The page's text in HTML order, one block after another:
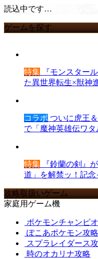
読込中です…
ゲームを探す
特集 『モンスター
た異世界転生×獣神
コラボ ついに虎王
で「魔神英雄伝ワタ
特集 『鈴蘭の剣』
道」を解禁ッ！記念
攻略取扱いゲーム
家庭用ゲーム機
ポケモンチャンピ
ぽこあポケモン攻略
スプラレイダース
時のオカリナ攻略